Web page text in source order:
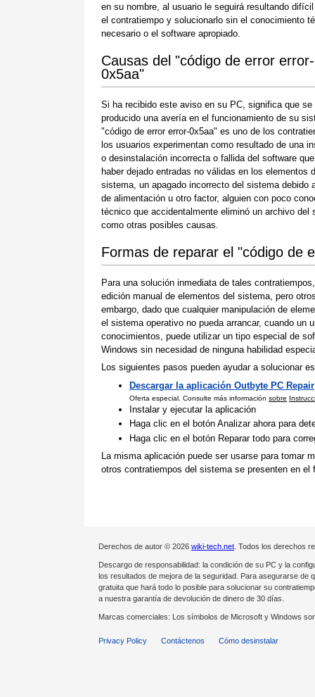
en su nombre, al usuario le seguirá resultando
el contratiempo y solucionarlo sin el conocimiento
necesario o el software apropiado.
Causas del "código de error error-
0x5aa"
Si ha recibido este aviso en su PC, significa que se
producido una avería en el funcionamiento de su
"código de error error-0x5aa" es uno de los
los usuarios experimentan como resultado de una
o desinstalación incorrecta o fallida del software
haber dejado entradas no válidas en los elementos
sistema, un apagado incorrecto del sistema debido
de alimentación u otro factor, alguien con poco
técnico que accidentalmente eliminó un archivo
como otras posibles causas.
Formas de reparar el "código de
Para una solución inmediata de tales
edición manual de elementos del sistema, pero
embargo, dado que cualquier manipulación de
el sistema operativo no pueda arrancar, cuando un
conocimientos, puede utilizar un tipo especial de
Windows sin necesidad de ninguna habilidad
Los siguientes pasos pueden ayudar a solucionar
Descargar la aplicación Outbyte PC Repair
Oferta especial. Consulte más información sobre
Instalar y ejecutar la aplicación
Haga clic en el botón Analizar ahora para
Haga clic en el botón Reparar todo para
La misma aplicación puede ser usarse para tomar
otros contratiempos del sistema se presenten en el
Derechos de autor © 2026 wiki-tech.net . Todos los derechos
Descargo de responsabilidad: la condición de su PC y la
los resultados de mejora de la seguridad. Para asegurarse de
gratuita que hará todo lo posible para solucionar su
a nuestra garantía de devolución de dinero de 30 días.
Marcas comerciales: Los símbolos de Microsoft y Windows
Privacy Policy Contáctenos Cómo desinstalar